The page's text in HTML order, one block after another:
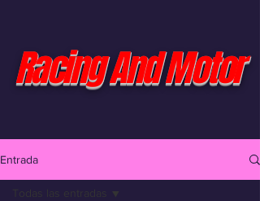
Racing And Motor
Entrada
Todas las entradas